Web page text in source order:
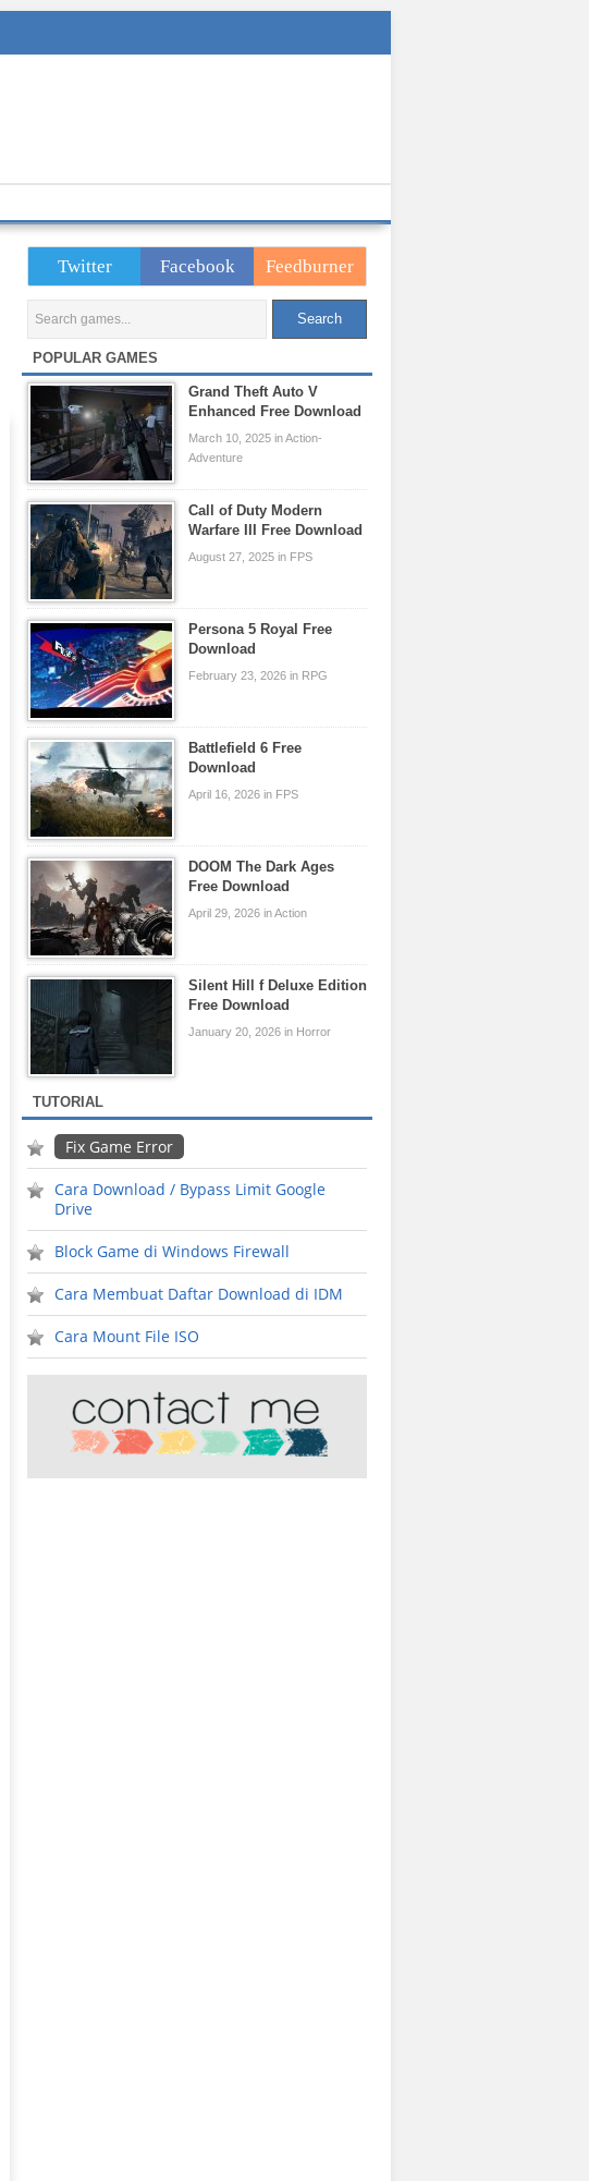
Twitter Facebook Feedburner
POPULAR GAMES
Grand Theft Auto V
Enhanced Free Download
March 10, 2025 in Action-
Adventure
Call of Duty Modern
Warfare III Free Download
August 27, 2025 in FPS
Persona 5 Royal Free
Download
February 23, 2026 in RPG
Battlefield 6 Free
Download
April 16, 2026 in FPS
DOOM The Dark Ages
Free Download
April 29, 2026 in Action
Silent Hill f Deluxe Edition
Free Download
January 20, 2026 in Horror
TUTORIAL
Fix Game Error
Cara Download / Bypass Limit Google
Drive
Block Game di Windows Firewall
Cara Membuat Daftar Download di IDM
Cara Mount File ISO